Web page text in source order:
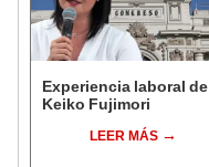
Experiencia laboral de
Keiko Fujimori
LEER MÁS